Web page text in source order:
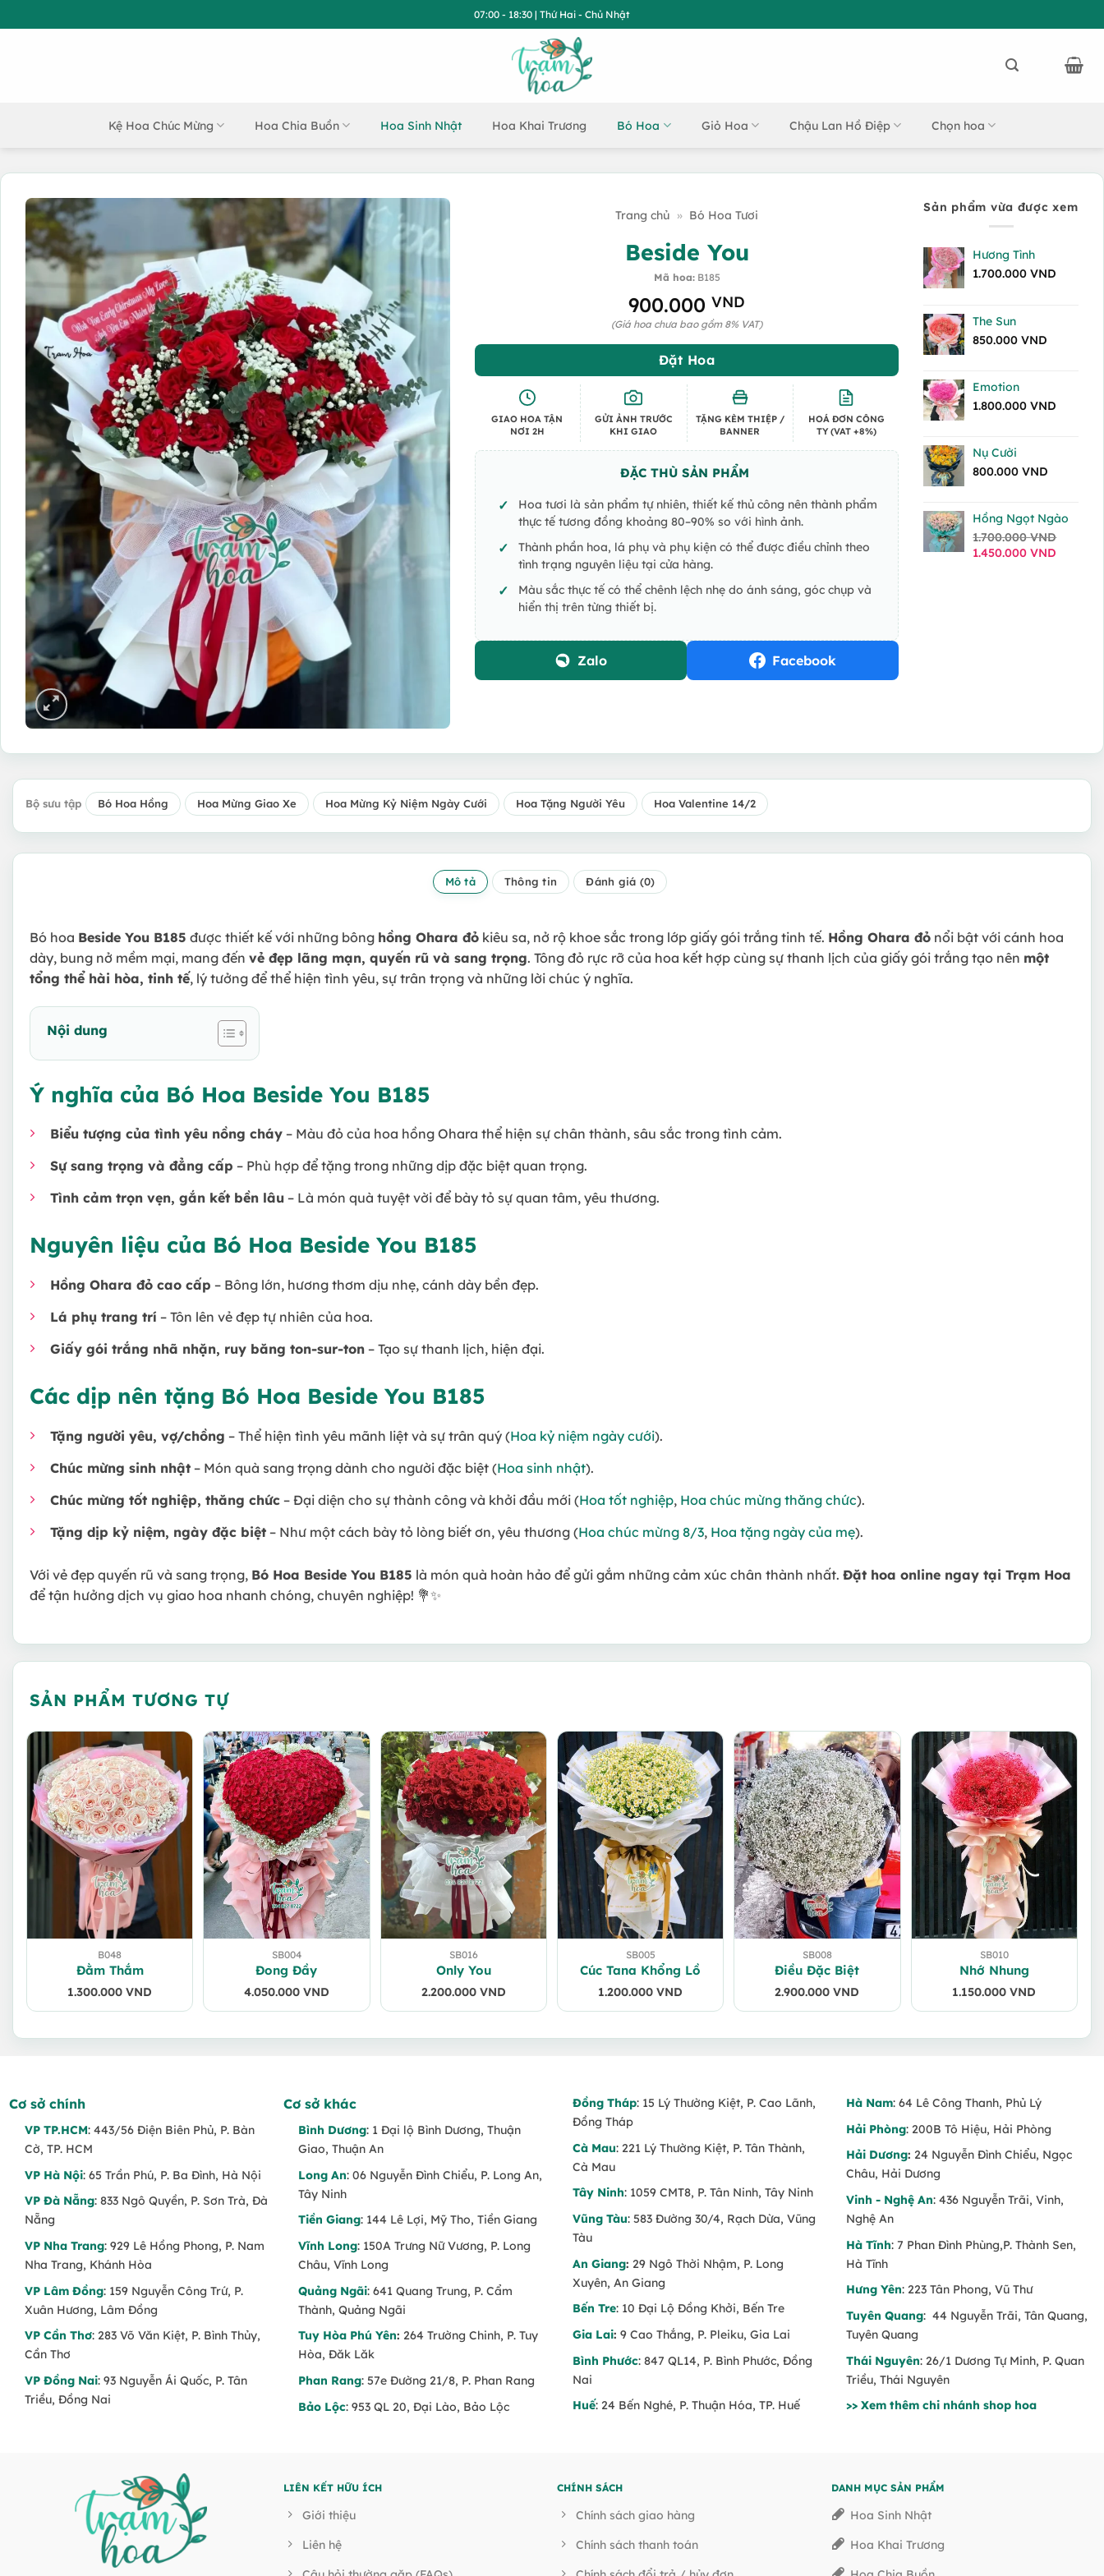
qua
07:00 - 18:30 | Thứ Hai - Chủ Nhật
Kệ Hoa Chúc Mừng Hoa Chia Buồn Hoa Sinh Nhật Hoa Khai Trương Bó Hoa Giỏ Hoa Chậu Lan Hồ Điệp Chọn hoa
Trang chủ » Bó Hoa Tươi
Beside You
Mã hoa:B185
900.000 VND
(Giá hoa chưa bao gồm 8% VAT)
Đặt Hoa
GIAO HOA TẬN
NƠI 2H
GỬI ẢNH TRƯỚC
KHI GIAO
TẶNG KÈM THIỆP /
BANNER
HOÁ ĐƠN CÔNG
TY (VAT +8%)
ĐẶC THÙ SẢN PHẨM
Hoa tươi là sản phẩm tự nhiên, thiết kế thủ công nên thành phẩm
thực tế tương đồng khoảng 80–90% so với hình ảnh.
Thành phần hoa, lá phụ và phụ kiện có thể được điều chỉnh theo
tình trạng nguyên liệu tại cửa hàng.
Màu sắc thực tế có thể chênh lệch nhẹ do ánh sáng, góc chụp và
hiển thị trên từng thiết bị.
Zalo Facebook
Sản phẩm vừa được xem
Hương Tình
1.700.000VND
The Sun
850.000VND
Emotion
1.800.000VND
Nụ Cười
800.000VND
Hồng Ngọt Ngào
1.700.000VND
Giá
1.450.000VND
Bộ sưu tập Bó Hoa Hồng Hoa Mừng Giao Xe Hoa Mừng Kỷ Niệm Ngày Cưới Hoa Tặng Người Yêu Hoa Valentine 14/2
Mô tả Thông tin Đánh giá (0)
Bó hoa Beside You B185 được thiết kế với những bông hồng Ohara đỏ kiêu sa, nở rộ khoe sắc trong lớp giấy gói trắng tinh tế. Hồng Ohara đỏ nổi bật với cánh hoa
dày, bung nở mềm mại, mang đến vẻ đẹp lãng mạn, quyến rũ và sang trọng. Tông đỏ rực rỡ của hoa kết hợp cùng sự thanh lịch của giấy gói trắng tạo nên một
tổng thể hài hòa, tinh tế, lý tưởng để thể hiện tình yêu, sự trân trọng và những lời chúc ý nghĩa.
Nội dung
Ý nghĩa của Bó Hoa Beside You B185
Biểu tượng của tình yêu nồng cháy – Màu đỏ của hoa hồng Ohara thể hiện sự chân thành, sâu sắc trong tình cảm.
Sự sang trọng và đẳng cấp – Phù hợp để tặng trong những dịp đặc biệt quan trọng.
Tình cảm trọn vẹn, gắn kết bền lâu – Là món quà tuyệt vời để bày tỏ sự quan tâm, yêu thương.
Nguyên liệu của Bó Hoa Beside You B185
Hồng Ohara đỏ cao cấp – Bông lớn, hương thơm dịu nhẹ, cánh dày bền đẹp.
Lá phụ trang trí – Tôn lên vẻ đẹp tự nhiên của hoa.
Giấy gói trắng nhã nhặn, ruy băng ton-sur-ton – Tạo sự thanh lịch, hiện đại.
Các dịp nên tặng Bó Hoa Beside You B185
Tặng người yêu, vợ/chồng – Thể hiện tình yêu mãnh liệt và sự trân quý (Hoa kỷ niệm ngày cưới).
Chúc mừng sinh nhật – Món quà sang trọng dành cho người đặc biệt (Hoa sinh nhật).
Chúc mừng tốt nghiệp, thăng chức – Đại diện cho sự thành công và khởi đầu mới (Hoa tốt nghiệp, Hoa chúc mừng thăng chức).
Tặng dịp kỷ niệm, ngày đặc biệt – Như một cách bày tỏ lòng biết ơn, yêu thương (Hoa chúc mừng 8/3, Hoa tặng ngày của mẹ).
Với vẻ đẹp quyến rũ và sang trọng, Bó Hoa Beside You B185 là món quà hoàn hảo để gửi gắm những cảm xúc chân thành nhất. Đặt hoa online ngay tại Trạm Hoa
để tận hưởng dịch vụ giao hoa nhanh chóng, chuyên nghiệp! 💐✨
SẢN PHẨM TƯƠNG TỰ
B048
Đằm Thắm
1.300.000VND
SB004
Đong Đầy
4.050.000 VND
SB016
Only You
2.200.000 VND
SB005
Cúc Tana Khổng Lồ
1.200.000VND
SB008
Điều Đặc Biệt
2.900.000VND
SB010
Nhớ Nhung
1.150.000VND
Cơ sở chính
VP TP.HCM: 443/56 Điện Biên Phủ, P. Bàn
Cờ, TP. HCM
VP Hà Nội: 65 Trần Phú, P. Ba Đình, Hà Nội
VP Đà Nẵng: 833 Ngô Quyền, P. Sơn Trà, Đà
Nẵng
VP Nha Trang: 929 Lê Hồng Phong, P. Nam
Nha Trang, Khánh Hòa
VP Lâm Đồng: 159 Nguyễn Công Trứ, P.
Xuân Hương, Lâm Đồng
VP Cần Thơ: 283 Võ Văn Kiệt, P. Bình Thủy,
Cần Thơ
VP Đồng Nai: 93 Nguyễn Ái Quốc, P. Tân
Triều, Đồng Nai
Cơ sở khác
Bình Dương: 1 Đại lộ Bình Dương, Thuận
Giao, Thuận An
Long An: 06 Nguyễn Đình Chiểu, P. Long An,
Tây Ninh
Tiền Giang: 144 Lê Lợi, Mỹ Tho, Tiền Giang
Vĩnh Long: 150A Trưng Nữ Vương, P. Long
Châu, Vĩnh Long
Quảng Ngãi: 641 Quang Trung, P. Cẩm
Thành, Quảng Ngãi
Tuy Hòa Phú Yên: 264 Trường Chinh, P. Tuy
Hòa, Đăk Lăk
Phan Rang: 57e Đường 21/8, P. Phan Rang
Bảo Lộc: 953 QL 20, Đại Lào, Bảo Lộc
Đồng Tháp: 15 Lý Thường Kiệt, P. Cao Lãnh,
Đồng Tháp
Cà Mau: 221 Lý Thường Kiệt, P. Tân Thành,
Cà Mau
Tây Ninh: 1059 CMT8, P. Tân Ninh, Tây Ninh
Vũng Tàu: 583 Đường 30/4, Rạch Dừa, Vũng
Tàu
An Giang: 29 Ngô Thời Nhậm, P. Long
Xuyên, An Giang
Bến Tre: 10 Đại Lộ Đồng Khởi, Bến Tre
Gia Lai: 9 Cao Thắng, P. Pleiku, Gia Lai
Bình Phước: 847 QL14, P. Bình Phước, Đồng
Nai
Huế: 24 Bến Nghé, P. Thuận Hóa, TP. Huế
Hà Nam: 64 Lê Công Thanh, Phủ Lý
Hải Phòng: 200B Tô Hiệu, Hải Phòng
Hải Dương: 24 Nguyễn Đình Chiểu, Ngọc
Châu, Hải Dương
Vinh - Nghệ An: 436 Nguyễn Trãi, Vinh,
Nghệ An
Hà Tĩnh: 7 Phan Đình Phùng,P. Thành Sen,
Hà Tĩnh
Hưng Yên: 223 Tân Phong, Vũ Thư
Tuyên Quang: 44 Nguyễn Trãi, Tân Quang,
Tuyên Quang
Thái Nguyên: 26/1 Dương Tự Minh, P. Quan
Triều, Thái Nguyên
>> Xem thêm chi nhánh shop hoa
LIÊN KẾT HỮU ÍCH
Giới thiệu
Liên hệ
CHÍNH SÁCH
Chính sách giao hàng
Chính sách thanh toán
DANH MỤC SẢN PHẨM
Hoa Sinh Nhật
Hoa Khai Trương